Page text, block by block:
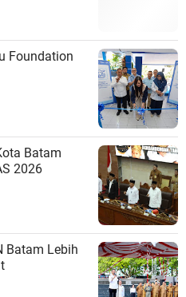
Foundation
Batam
2026
Batam Lebih